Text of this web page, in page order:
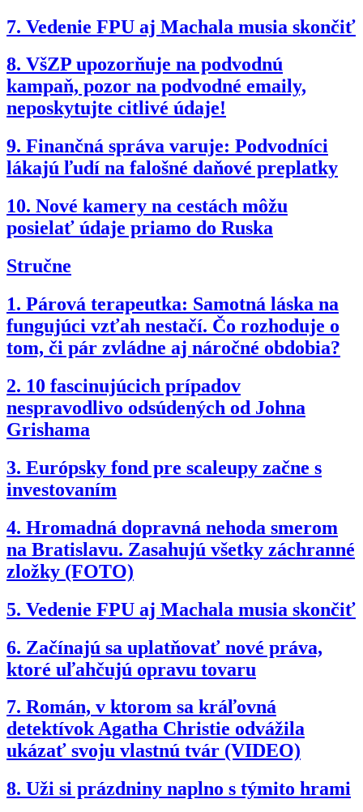
7. Vedenie FPU aj Machala musia skončiť
8. VšZP upozorňuje na podvodnú
kampaň, pozor na podvodné emaily,
neposkytujte citlivé údaje!
9. Finančná správa varuje: Podvodníci
lákajú ľudí na falošné daňové preplatky
10. Nové kamery na cestách môžu
posielať údaje priamo do Ruska
Stručne
1. Párová terapeutka: Samotná láska na
fungujúci vzťah nestačí. Čo rozhoduje o
tom, či pár zvládne aj náročné obdobia?
2. 10 fascinujúcich prípadov
nespravodlivo odsúdených od Johna
Grishama
3. Európsky fond pre scaleupy začne s
investovaním
4. Hromadná dopravná nehoda smerom
na Bratislavu. Zasahujú všetky záchranné
zložky (FOTO)
5. Vedenie FPU aj Machala musia skončiť
6. Začínajú sa uplatňovať nové práva,
ktoré uľahčujú opravu tovaru
7. Román, v ktorom sa kráľovná
detektívok Agatha Christie odvážila
ukázať svoju vlastnú tvár (VIDEO)
8. Uži si prázdniny naplno s týmito hrami